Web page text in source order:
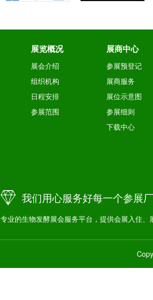
展览概况
展会介绍
组织机构
日程安排
参展范围
展商中心
参展预登记
展商服务
展位示意图
参展细则
下载中心
我们用心服务好每一个参展
专业的生物发酵展会服务平台，提供会展入住